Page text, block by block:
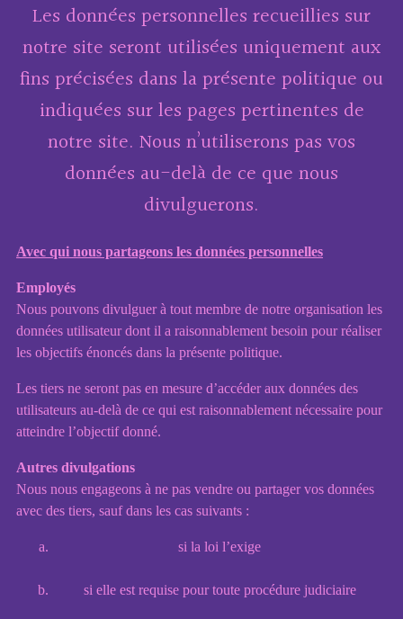
Les données personnelles recueillies sur
notre site seront utilisées uniquement aux
fins précisées dans la présente politique ou
indiquées sur les pages pertinentes de
notre site. Nous n’utiliserons pas vos
données au-delà de ce que nous
divulguerons.
Avec qui nous partageons les données personnelles
Employés
Nous pouvons divulguer à tout membre de notre organisation les
données utilisateur dont il a raisonnablement besoin pour réaliser
les objectifs énoncés dans la présente politique.
Les tiers ne seront pas en mesure d’accéder aux données des
utilisateurs au-delà de ce qui est raisonnablement nécessaire pour
atteindre l’objectif donné.
Autres divulgations
Nous nous engageons à ne pas vendre ou partager vos données
avec des tiers, sauf dans les cas suivants :
si la loi l’exige
si elle est requise pour toute procédure judiciaire